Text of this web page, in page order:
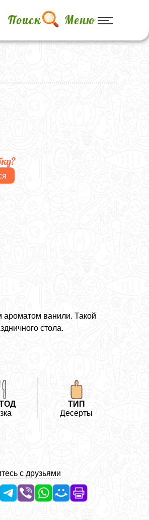
Поиск Меню
ароматом ванили. Такой
стола.
ТИП
Десерты
с друзьями